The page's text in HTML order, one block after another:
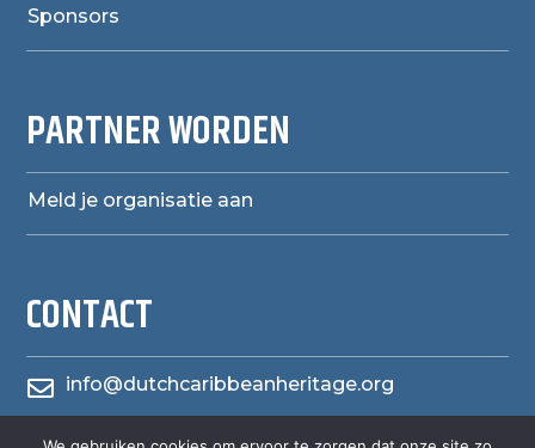
Sponsors
PARTNER WORDEN
Meld je organisatie aan
CONTACT
 info@dutchcaribbeanheritage.org